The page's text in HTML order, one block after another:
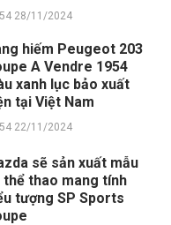
28/11/2024
hiếm Peugeot 203
A Vendre 1954
xanh lục bảo xuất
tại Việt Nam
22/11/2024
sẽ sản xuất mẫu
thể thao mang tính
tượng SP Sports